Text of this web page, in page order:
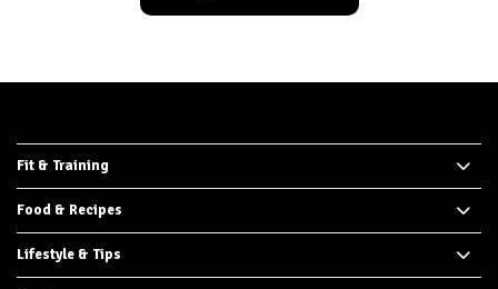
Fit & Training
Food & Recipes
Lifestyle & Tips